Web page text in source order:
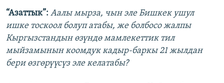
“Азаттык”: Аалы мырза, чын эле Бишкек ушул
ишке тоскоол болуп атабы, же болбосо жалпы
Кыргызстандын өзүндө мамлекеттик тил
мыйзамынын коомдук кадыр-баркы 21 жылдан
бери өзгөрүүсүз эле келатабы?